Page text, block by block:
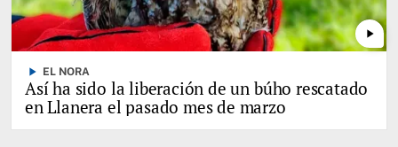
play_arrow
play_arrow EL NORA
Así ha sido la liberación de un búho rescatado
en Llanera el pasado mes de marzo